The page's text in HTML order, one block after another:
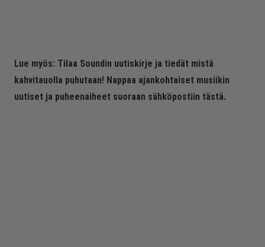
Lue myös: Tilaa Soundin uutiskirje ja tiedät mistä
kahvitauolla puhutaan! Nappaa ajankohtaiset musiikin
uutiset ja puheenaiheet suoraan sähköpostiin tästä.